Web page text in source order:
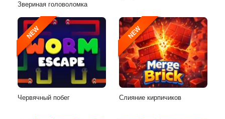
Звериная головоломка
NEW
Червячный побег
NEW
Слияние кирпичиков